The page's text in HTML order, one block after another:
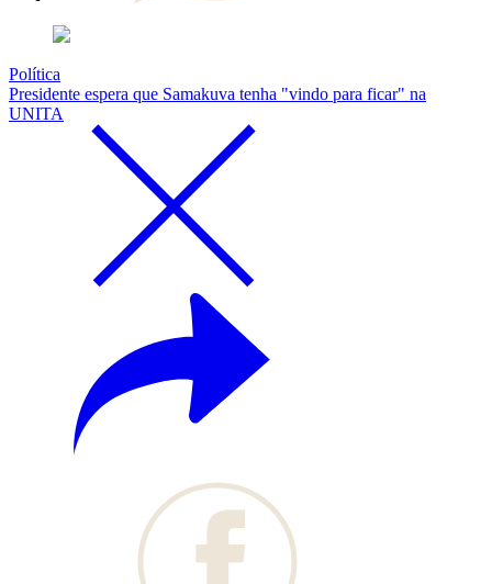
Política
Presidente espera que Samakuva tenha "vindo para ficar" na
UNITA